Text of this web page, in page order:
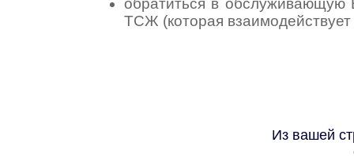
обратиться в
ТСЖ (которая
Из вашей